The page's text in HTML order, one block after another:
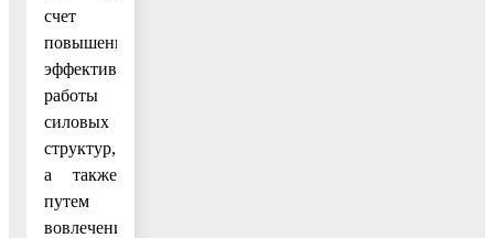
счет
повышения
эффективности
работы
силовых
структур,
а также
путем
вовлечения